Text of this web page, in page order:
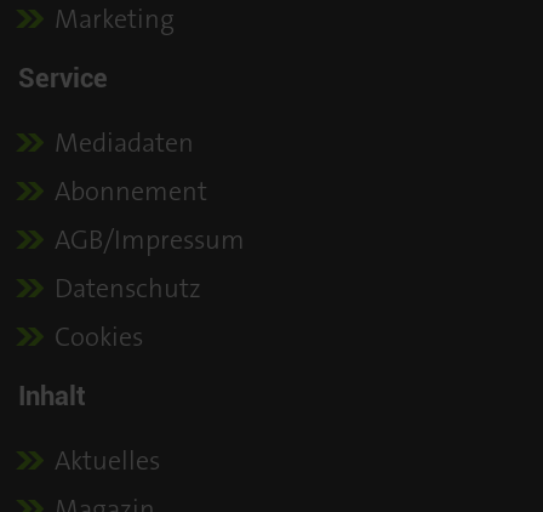
Marketing
Service
Mediadaten
Abonnement
AGB/Impressum
Datenschutz
Cookies
Inhalt
Aktuelles